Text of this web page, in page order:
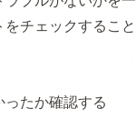
チェックすること
たか確認する